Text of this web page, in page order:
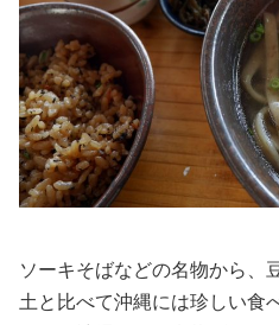
ソーキそばなどの名物から
土と比べて沖縄には珍しい食